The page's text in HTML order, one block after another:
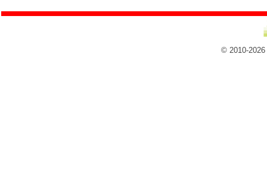
© 2010-2026